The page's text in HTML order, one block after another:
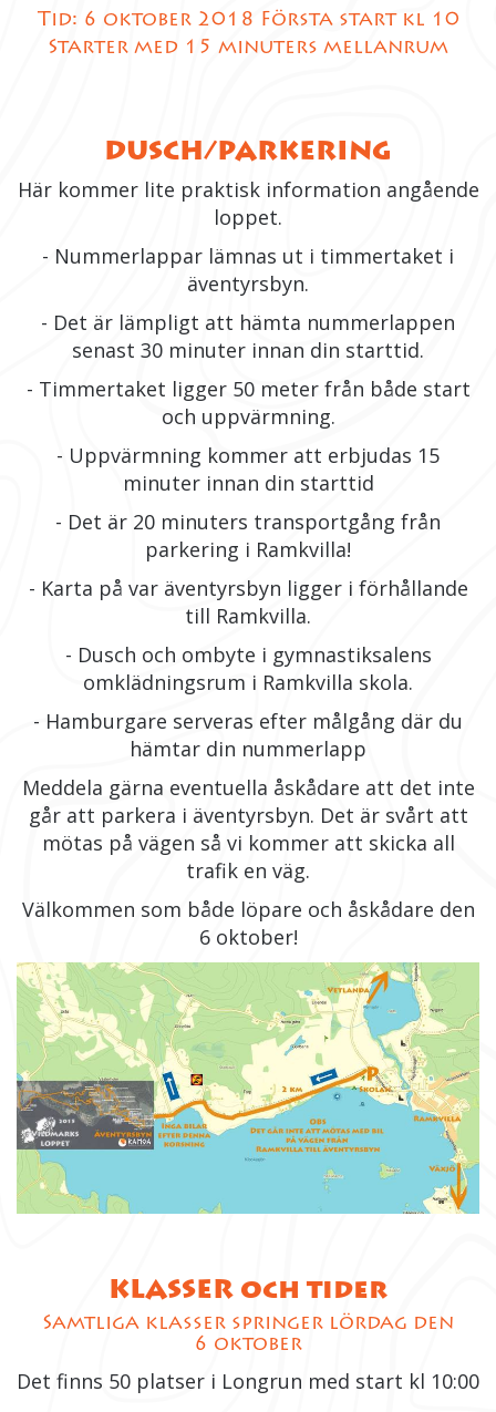
Tid: 6 oktober 2018 Första start kl 10
Starter med 15 minuters mellanrum
DUSCH/PARKERING
Här kommer lite praktisk information angående
loppet.
- Nummerlappar lämnas ut i timmertaket i
äventyrsbyn.
- Det är lämpligt att hämta nummerlappen
senast 30 minuter innan din starttid.
- Timmertaket ligger 50 meter från både start
och uppvärmning.
- Uppvärmning kommer att erbjudas 15
minuter innan din starttid
- Det är 20 minuters transportgång från
parkering i Ramkvilla!
- Karta på var äventyrsbyn ligger i förhållande
till Ramkvilla.
- Dusch och ombyte i gymnastiksalens
omklädningsrum i Ramkvilla skola.
- Hamburgare serveras efter målgång där du
hämtar din nummerlapp
Meddela gärna eventuella åskådare att det inte
går att parkera i äventyrsbyn. Det är svårt att
mötas på vägen så vi kommer att skicka all
trafik en väg.
Välkommen som både löpare och åskådare den
6 oktober!
KLASSER och tider
Samtliga klasser springer lördag den
6 oktober
Det finns 50 platser i Longrun med start kl 10:00